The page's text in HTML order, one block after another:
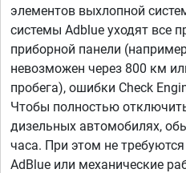
элементов выхлопной
системы Adblue уходят все
приборной панели
невозможен через 800 км
пробега), ошибки Check
Чтобы полностью
дизельных автомобилях,
часа. При этом не
AdBlue или механические